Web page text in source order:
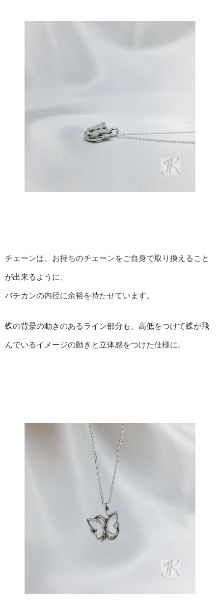
チェーンは、お持ちのチェーンをご自身で取り換えること
が出来るように、
バチカンの内径に余裕を持たせています。
蝶の背景の動きのあるライン部分も、高低をつけて蝶が飛
んでいるイメージの動きと立体感をつけた仕様に。